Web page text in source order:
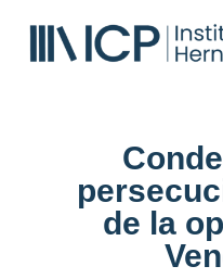
de la